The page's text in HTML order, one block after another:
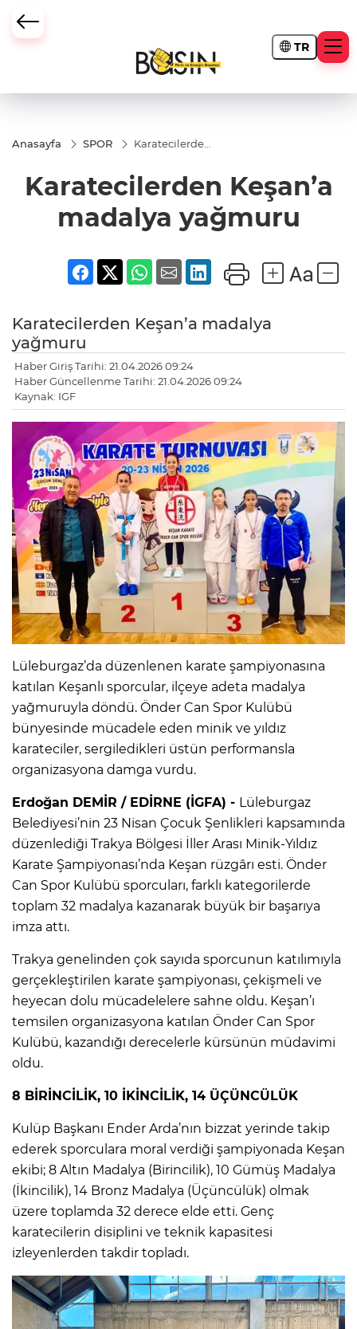
TR
Anasayfa SPOR
Karatecilerden
yağmuru
Karatecilerden Keşan’a
madalya yağmuru
Karatecilerden Keşan’a madalya
yağmuru
Haber Giriş Tarihi: 21.04.2026 09:24
Haber Güncellenme Tarihi: 21.04.2026 09:24
Kaynak: IGF
Lüleburgaz’da düzenlenen karate şampiyonasına
katılan Keşanlı sporcular, ilçeye adeta madalya
yağmuruyla döndü. Önder Can Spor Kulübü
bünyesinde mücadele eden minik ve yıldız
karateciler, sergiledikleri üstün performansla
organizasyona damga vurdu.
Erdoğan DEMİR / EDİRNE (İGFA) - Lüleburgaz
Belediyesi’nin 23 Nisan Çocuk Şenlikleri kapsamında
düzenlediği Trakya Bölgesi İller Arası Minik-Yıldız
Karate Şampiyonası’nda Keşan rüzgârı esti. Önder
Can Spor Kulübü sporcuları, farklı kategorilerde
toplam 32 madalya kazanarak büyük bir başarıya
imza attı.
Trakya genelinden çok sayıda sporcunun katılımıyla
gerçekleştirilen karate şampiyonası, çekişmeli ve
heyecan dolu mücadelelere sahne oldu. Keşan’ı
temsilen organizasyona katılan Önder Can Spor
Kulübü, kazandığı derecelerle kürsünün müdavimi
oldu.
8 BİRİNCİLİK, 10 İKİNCİLİK, 14 ÜÇÜNCÜLÜK
Kulüp Başkanı Ender Arda’nın bizzat yerinde takip
ederek sporculara moral verdiği şampiyonada Keşan
ekibi; 8 Altın Madalya (Birincilik), 10 Gümüş Madalya
(İkincilik), 14 Bronz Madalya (Üçüncülük) olmak
üzere toplamda 32 derece elde etti. Genç
karatecilerin disiplini ve teknik kapasitesi
izleyenlerden takdir topladı.